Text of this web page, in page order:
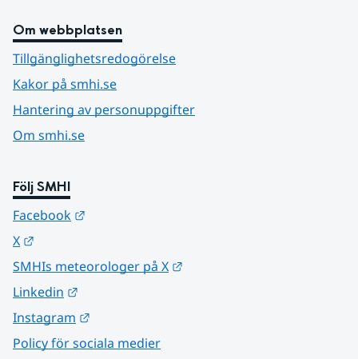
Om webbplatsen
Tillgänglighetsredogörelse
Kakor på smhi.se
Hantering av personuppgifter
Om smhi.se
Följ SMHI
Facebook
X
SMHIs meteorologer på X
Linkedin
Instagram
Policy för sociala medier